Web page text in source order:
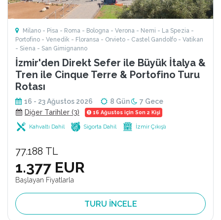
Milano - Pisa - Roma - Bologna - Verona - Nemi - La Spezia -
Portofino - Venedik - Floransa - Orvieto - Castel Gandolfo - Vatikan
- Siena - San Gimignanno
İzmir'den Direkt Sefer ile Büyük İtalya &
Tren ile Cinque Terre & Portofino Turu
Rotası
16 - 23 Ağustos 2026 8 Gün
7 Gece
Diğer Tarihler (3)
16 Ağustos için Son 2 Kişi
Kahvaltı Dahil Sigorta Dahil İzmir Çıkışlı
77.188 TL
1.377 EUR
Başlayan Fiyatlarla
TURU İNCELE